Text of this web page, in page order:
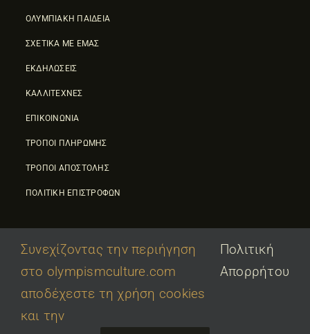
ΟΛΥΜΠΙΑΚΗ ΠΑΙΔΕΙΑ
ΣΧΕΤΙΚΑ ΜΕ ΕΜΑΣ
ΕΚΔΗΛΩΣΕΙΣ
ΚΑΛΛΙΤΕΧΝΕΣ
ΕΠΙΚΟΙΝΩΝΙΑ
ΤΡΟΠΟΙ ΠΛΗΡΩΜΗΣ
ΤΡΟΠΟΙ ΑΠΟΣΤΟΛΗΣ
ΠΟΛΙΤΙΚΗ ΕΠΙΣΤΡΟΦΩΝ
© 2026 • Olympic Culture Center • Powered By
Όροι Χρήσης Πολιτική Απορρήτου
Συνεχίζοντας την περιήγηση
στο olympismculture.com
αποδέχεστε τη χρήση cookies
και την
Πολιτική
Απορρήτου